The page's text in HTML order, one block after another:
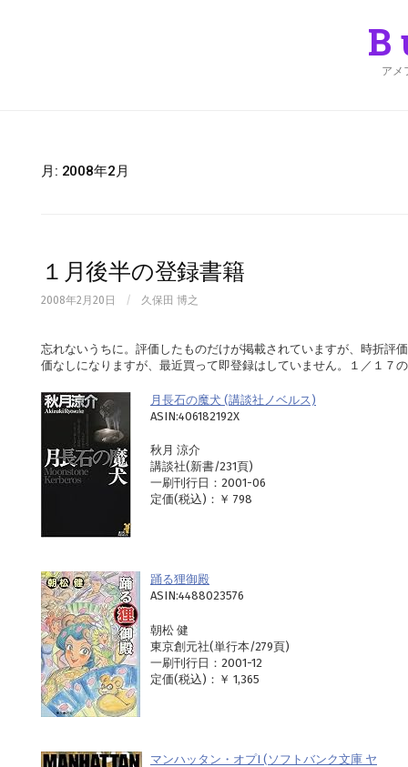
アメ
月: 2008年2月
１月後半の登録書籍
2008年2月20日 / 久保田 博之
忘れないうちに。評価したものだけが掲載されていますが、時折評
価なしになりますが、最近買って即登録はしていません。１／１７
月長石の魔犬 (講談社ノベルス)
ASIN:406182192X
秋月 涼介
講談社(新書/231頁)
一刷刊行日：2001-06
定価(税込)：￥ 798
踊る狸御殿
ASIN:4488023576
朝松 健
東京創元社(単行本/279頁)
一刷刊行日：2001-12
定価(税込)：￥ 1,365
マンハッタン・オプI (ソフトバンク文庫 ヤ